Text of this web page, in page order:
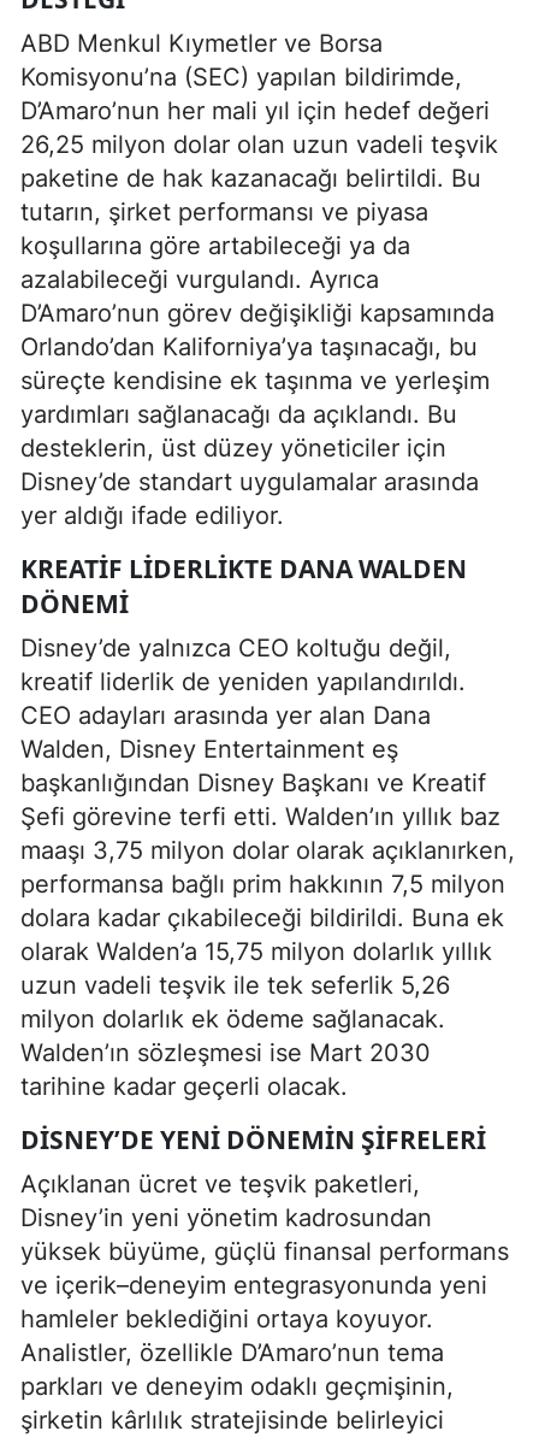
ABD Menkul Kıymetler ve Borsa
Komisyonu’na (SEC) yapılan bildirimde,
D’Amaro’nun her mali yıl için hedef değeri
26,25 milyon dolar olan uzun vadeli teşvik
paketine de hak kazanacağı belirtildi. Bu
tutarın, şirket performansı ve piyasa
koşullarına göre artabileceği ya da
azalabileceği vurgulandı. Ayrıca
D’Amaro’nun görev değişikliği kapsamında
Orlando’dan Kaliforniya’ya taşınacağı, bu
süreçte kendisine ek taşınma ve yerleşim
yardımları sağlanacağı da açıklandı. Bu
desteklerin, üst düzey yöneticiler için
Disney’de standart uygulamalar arasında
yer aldığı ifade ediliyor.
KREATIF LIDERLIKTE DANA WALDEN
DÖNEMI
Disney’de yalnızca CEO koltuğu değil,
kreatif liderlik de yeniden yapılandırıldı.
CEO adayları arasında yer alan Dana
Walden, Disney Entertainment eş
başkanlığından Disney Başkanı ve Kreatif
Şefi görevine terfi etti. Walden’ın yıllık baz
maaşı 3,75 milyon dolar olarak açıklanırken,
performansa bağlı prim hakkının 7,5 milyon
dolara kadar çıkabileceği bildirildi. Buna ek
olarak Walden’a 15,75 milyon dolarlık yıllık
uzun vadeli teşvik ile tek seferlik 5,26
milyon dolarlık ek ödeme sağlanacak.
Walden’ın sözleşmesi ise Mart 2030
tarihine kadar geçerli olacak.
DISNEY’DE YENI DÖNEMIN ŞIFRELERI
Açıklanan ücret ve teşvik paketleri,
Disney’in yeni yönetim kadrosundan
yüksek büyüme, güçlü finansal performans
ve içerik–deneyim entegrasyonunda yeni
hamleler beklediğini ortaya koyuyor.
Analistler, özellikle D’Amaro’nun tema
parkları ve deneyim odaklı geçmişinin,
şirketin kârlılık stratejisinde belirleyici